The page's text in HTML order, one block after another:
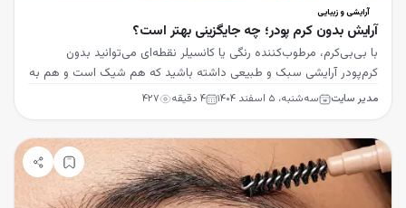
آرایشی و زیبایی
آرایش بدون کرم پودر؛ چه جایگزینی بهتر است؟
با بی‌بی‌کرم، مرطوب‌کننده رنگی یا کانسیلر نقطه‌ای می‌توانید بدون
کرم‌پودر آرایشی سبک و طبیعی داشته باشید که هم شیک است و هم به
سلامت پوست کمک می‌کند.
مدیر سایت سه‌شنبه، ۵ اسفند ۱۴۰۴ ۴ دقیقه ۴۲۷